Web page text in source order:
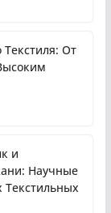
Текстиля: От
и
Научные